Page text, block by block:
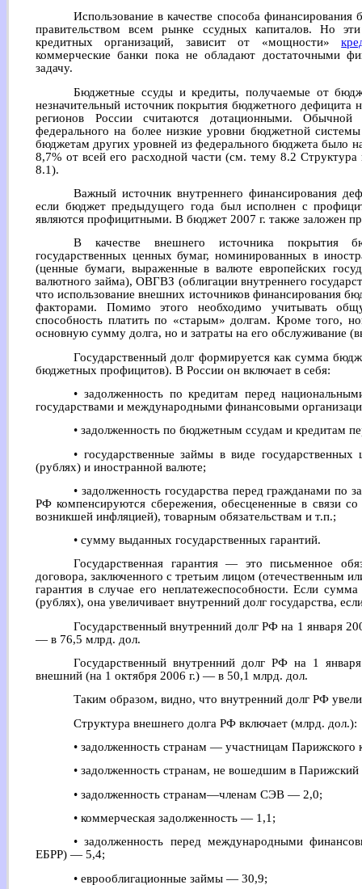
Использование в качестве способа
правительством всем рынке ссудных капиталов. Но
кредитных организаций, зависит от «мощности»
коммерческие банки пока не обладают достаточными
задачу.
Бюджетные ссуды и кредиты, получаемые от
незначительный источник покрытия бюджетного дефицита
регионов России считаются дотационными. Обычной
федерального на более низкие уровни бюджетной
бюджетам других уровней из федерального бюджета было
8,7% от всей его расходной части (см. тему 8.2
8.1).
Важный источник внутреннего финансирования
если бюджет предыдущего года был исполнен с
являются профицитными. В бюджет 2007 г. также заложен
В качестве внешнего источника покрытия
государственных ценных бумаг, номинированных в
(ценные бумаги, выраженные в валюте европейских
валютного займа), ОВГВЗ (облигации внутреннего
что использование внешних источников финансирования
факторами. Помимо этого необходимо учитывать
способность платить по «старым» долгам. Кроме того,
основную сумму долга, но и затраты на его обслуживание
Государственный долг формируется как сумма
бюджетных профицитов). В России он включает в себя:
• задолженность по кредитам перед
государствами и международными финансовыми
• задолженность по бюджетным ссудам и кредитам
• государственные займы в виде
(рублях) и иностранной валюте;
• задолженность государства перед гражданами по
РФ компенсируются сбережения, обесцененные в связи
возникшей инфляцией), товарным обязательствам и т.п.;
• сумму выданных государственных гарантий.
Государственная гарантия — это письменное
договора, заключенного с третьим лицом (отечественным
гарантия в случае его неплатежеспособности. Если
(рублях), она увеличивает внутренний долг государства,
Государственный внутренний долг РФ на 1 января
— в 76,5 млрд. дол.
Государственный внутренний долг РФ на 1
внешний (на 1 октября 2006 г.) — в 50,1 млрд. дол.
Таким образом, видно, что внутренний долг РФ
Структура внешнего долга РФ включает (млрд. дол.):
• задолженность странам — участницам
• задолженность странам, не вошедшим в
• задолженность странам—членам СЭВ — 2,0;
• коммерческая задолженность — 1,1;
• задолженность перед международными
ЕБРР) — 5,4;
• еврооблигационные займы — 30,9;